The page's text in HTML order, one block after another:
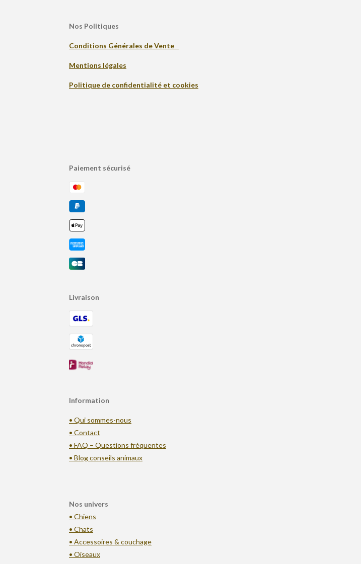
Nos Politiques
Conditions Générales de Vente
Mentions légales
Politique de confidentialité et cookies
Paiement sécurisé
Livraison
Information
• Qui sommes-nous
• Contact
• FAQ – Questions fréquentes
• Blog conseils animaux
Nos univers
• Chiens
• Chats
• Accessoires & couchage
• Oiseaux